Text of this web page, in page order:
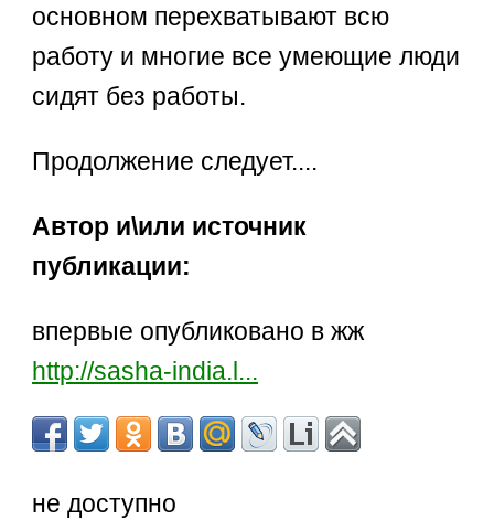
основном перехватывают всю
работу и многие все умеющие люди
сидят без работы.
Продолжение следует....
Автор и\или источник
публикации:
впервые опубликовано в жж
http://sasha-india.l...
не доступно